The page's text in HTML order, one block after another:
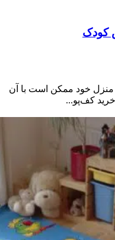
کودک
خود ممکن است با آن
کف‌پو...